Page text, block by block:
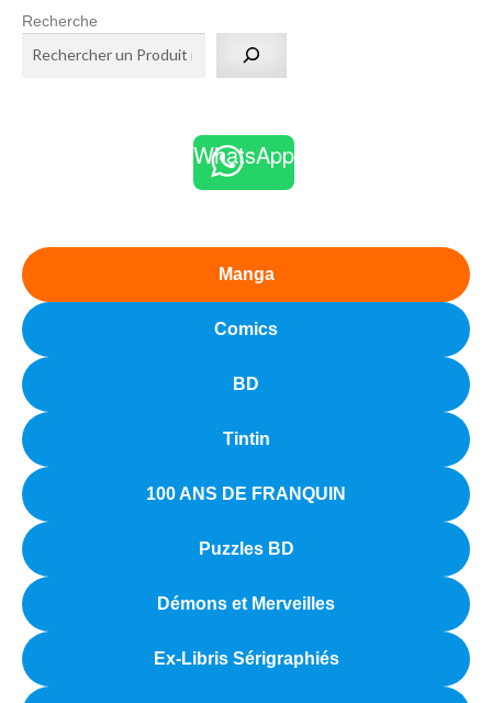
Recherche
WhatsApp
Manga
Comics
BD
Tintin
100 ANS DE FRANQUIN
Puzzles BD
Démons et Merveilles
Ex-Libris Sérigraphiés